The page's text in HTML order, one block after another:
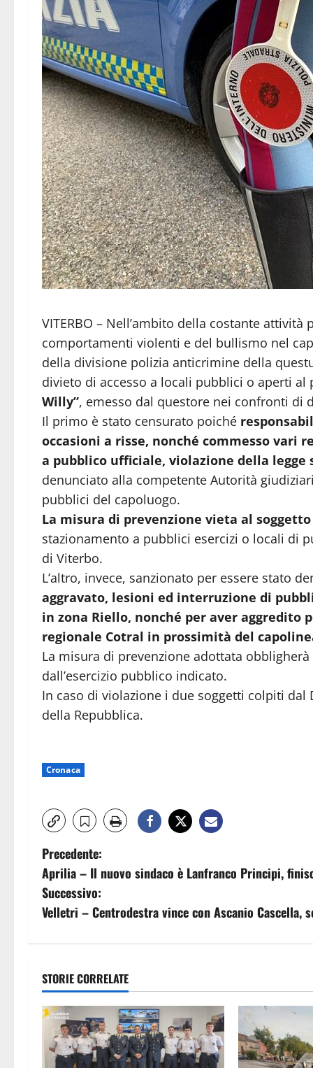
VITERBO – Nell’ambito della costante
comportamenti violenti e del bullismo nel
della divisione polizia anticrimine della
divieto di accesso a locali pubblici o aperti
Willy”, emesso dal questore nei confronti di
Il primo è stato censurato poiché
occasioni a risse, nonché commesso vari
a pubblico ufficiale, violazione della legge
denunciato alla competente Autorità
pubblici del capoluogo.
La misura di prevenzione vieta al
stazionamento a pubblici esercizi o locali di
di Viterbo.
L’altro, invece, sanzionato per essere stato
aggravato, lesioni ed interruzione di
in zona Riello, nonché per aver aggredito
regionale Cotral in prossimità del
La misura di prevenzione adottata
dall’esercizio pubblico indicato.
In caso di violazione i due soggetti colpiti
della Repubblica.
Cronaca
N
a
v
g
a
Precedente:
Aprilia – Il nuovo sindaco è Lanfranco Principi,
Successivo:
Velletri – Centrodestra vince con Ascanio Cascella,
STORIE CORRELATE